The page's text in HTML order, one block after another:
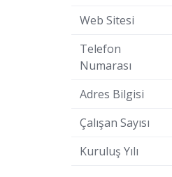
Web Sitesi
Telefon
Numarası
Adres Bilgisi
Çalışan Sayısı
Kuruluş Yılı